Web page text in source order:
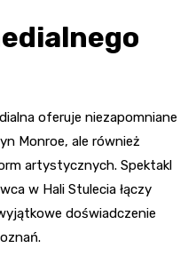
oferuje niezapomniane
Monroe, ale również
artystycznych. Spektakl
w Hali Stulecia łączy
doświadczenie